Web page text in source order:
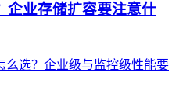
企业存储扩容要注意什